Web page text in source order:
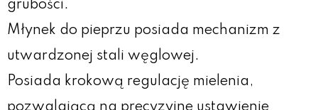
grubości.
Młynek do pieprzu posiada mechanizm z
utwardzonej stali węglowej.
Posiada krokową regulację mielenia,
pozwalającą na precyzyjne ustawienie